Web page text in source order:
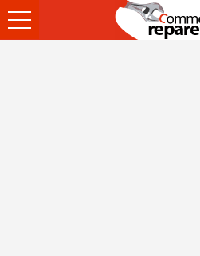
Ouvrir
le